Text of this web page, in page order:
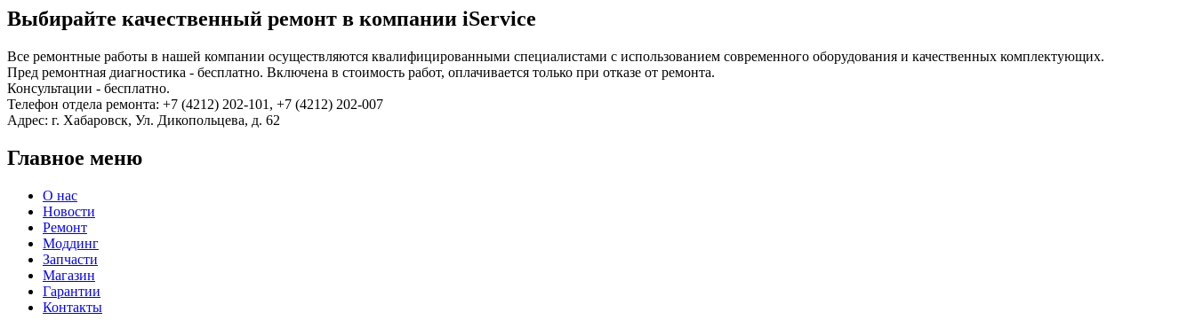
Выбирайте качественный ремонт в компании iService
Все ремонтные работы в нашей компании осуществляются квалифицированными специалистами с использованием современного оборудования и качественных комплектующих.
Пред ремонтная диагностика - бесплатно. Включена в стоимость работ, оплачивается только при отказе от ремонта.
Консультации - бесплатно.
Телефон отдела ремонта: +7 (4212) 202-101, +7 (4212) 202-007
Адрес: г. Хабаровск, Ул. Дикопольцева, д. 62
Главное меню
О нас
Новости
Ремонт
Моддинг
Запчасти
Магазин
Гарантии
Контакты